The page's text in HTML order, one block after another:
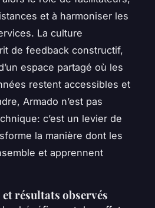
et à harmoniser les
La culture
de feedback constructif,
espace partagé où les
restent accessibles et
Armado n’est pas
c’est un levier de
la manière dont les
et apprennent
résultats observés